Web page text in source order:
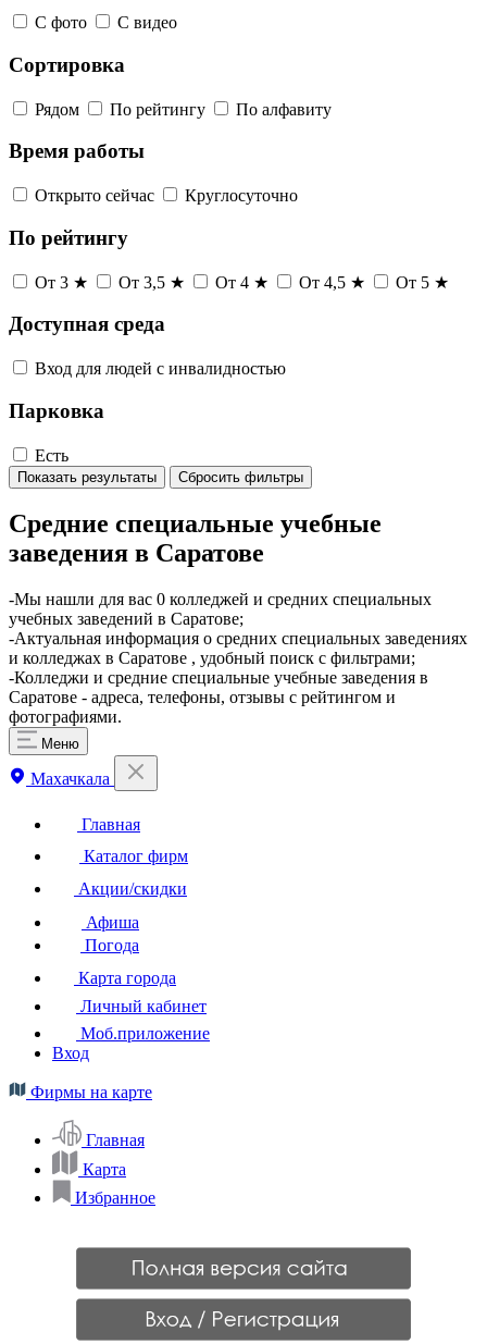
С фото С видео
Сортировка
Рядом По рейтингу По алфавиту
Время работы
Открыто сейчас Круглосуточно
По рейтингу
От 3 ★ От 3,5 ★ От 4 ★ От 4,5 ★ От 5 ★
Доступная среда
Вход для людей с инвалидностью
Парковка
Есть
Показать результаты Сбросить фильтры
Средние специальные учебные
заведения в Саратове
​-Мы нашли для вас 0 колледжей и средних специальных
учебных заведений в Саратове;
-Актуальная информация о средних специальных заведениях
и колледжах в Саратове , удобный поиск с фильтрами;
-Колледжи и средние специальные учебные заведения в
Саратове - адреса, телефоны, отзывы с рейтингом и
фотографиями.
Меню
Махачкала
Главная
Каталог фирм
Акции/скидки
Афиша
Погода
Карта города
Личный кабинет
Моб.приложение
Вход
Фирмы на карте
Главная
Карта
Избранное